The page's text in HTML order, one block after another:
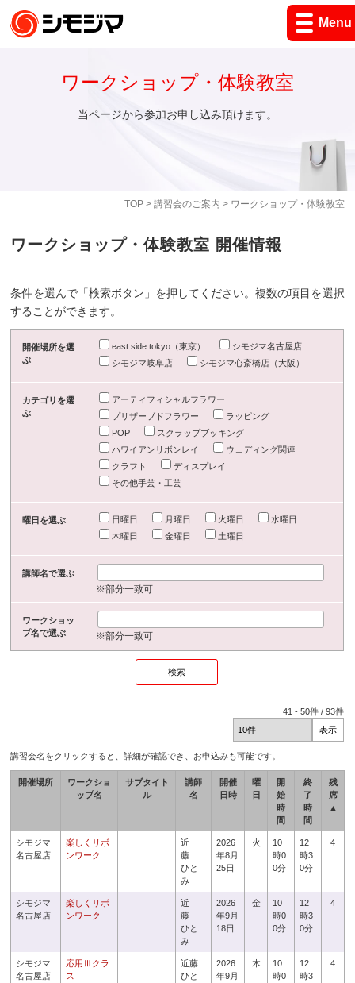
Menu
TOP> 講習会のご案内 > ワークショップ・体験教室
ワークショップ・体験教室
当ページから参加お申し込み頂けます。
ワークショップ・体験教室 開催情報
条件を選んで「検索ボタン」を押してください。複数の項目を選択
することができます。
開催場所を選
ぶ
east side tokyo（東京）
シモジマ名古屋店
シモジマ岐阜店
シモジマ心斎橋店（大阪）
カテゴリを選
ぶ
アーティフィシャルフラワー
プリザーブドフラワー
ラッピング
POP
スクラップブッキング
ハワイアンリボンレイ
ウェディング関連
クラフト
ディスプレイ
その他手芸・工芸
曜日を選ぶ 日曜日 月曜日 火曜日
水曜日
木曜日
金曜日 土曜日
講師名で選ぶ
※部分一致可
ワークショッ
プ名で選ぶ
※部分一致可
41 -50件 /93件
講習会名をクリックすると、詳細が確認でき、お申込みも可能です。
開催場所
ワークショ
ップ名
サブタイト
ル
講師
名
開催
日時
曜
日
開
始
時
間
終
了
時
間
残
席
▲
シモジマ
名古屋店
楽しくリボ
ンワーク
近
藤
ひと
み
2026
年8月
25日
火
10
時0
0分
12
時3
0分
4
シモジマ
名古屋店
楽しくリボ
ンワーク
近
藤
ひと
み
2026
年9月
18日
金
10
時0
0分
12
時3
0分
4
シモジマ
名古屋店
応用Ⅲクラ
ス
近藤
ひと
2026
年9月
木
10
時0
12
時3
4